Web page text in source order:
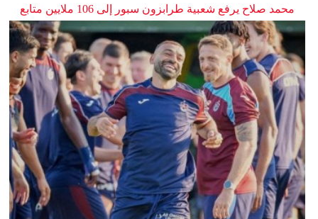
محمد صلاح يرفع شعبية طرابزون سبور إلى 106 ملايين متابع